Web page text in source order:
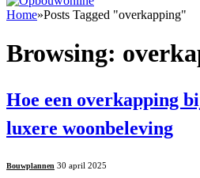
Home»Posts Tagged "overkapping"
Browsing:
Hoe een overkapping
luxere woonbeleving
Bouwplannen 30 april 2025